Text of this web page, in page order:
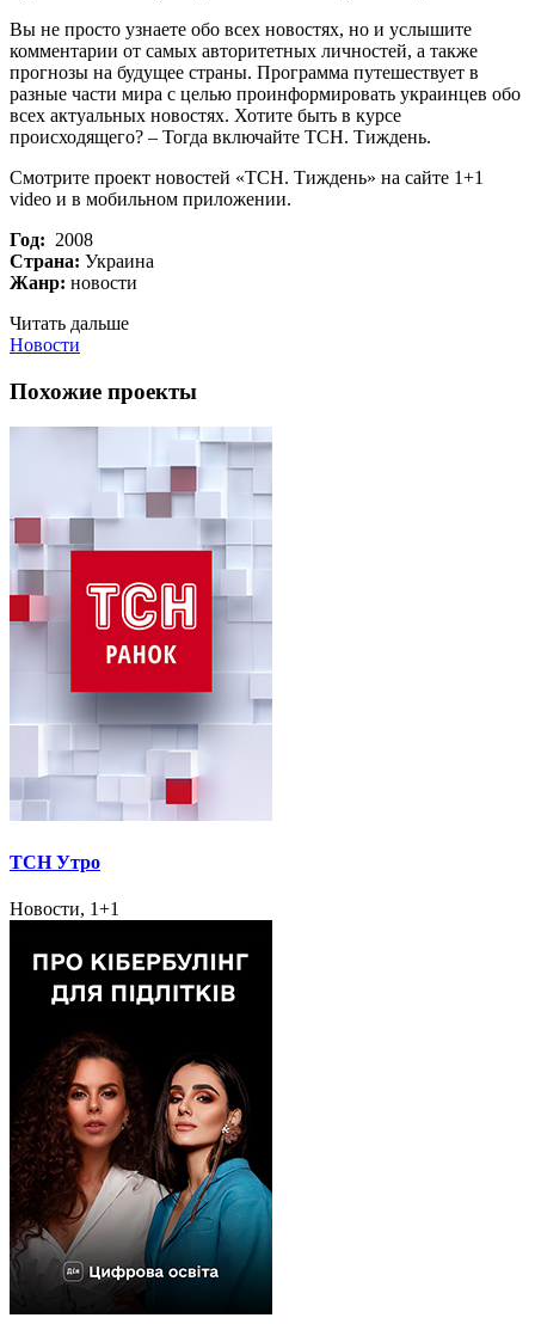
Вы не просто узнаете обо всех новостях, но и услышите
комментарии от самых авторитетных личностей, а также
прогнозы на будущее страны. Программа путешествует в
разные части мира с целью проинформировать украинцев обо
всех актуальных новостях. Хотите быть в курсе
происходящего? – Тогда включайте ТСН. Тиждень.
Смотрите проект новостей «ТСН. Тиждень» на сайте 1+1
video и в мобильном приложении.
Год: 2008
Страна: Украина
Жанр: новости
Читать дальше
Новости
Похожие проекты
ТСН Утро
Новости, 1+1